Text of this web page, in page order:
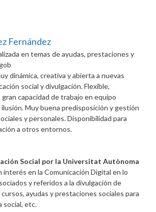
Fernández
en temas de ayudas, prestaciones y
dinámica, creativa y abierta a nuevas
social y divulgación. Flexible,
capacidad de trabajo en equipo
Muy buena predisposición y gestión
y personales. Disponibilidad para
a otros entornos.
Social por la Universitat Autònoma
interés en la Comunicación Digital en lo
y referidos a la divulgación de
ayudas y prestaciones sociales para
social, etc.